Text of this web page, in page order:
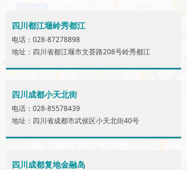
四川都江堰岭秀都江
电话：028-87278898
地址：四川省都江堰市文荟路208号岭秀都江
四川成都小天北街
电话：028-85578439
地址：四川省成都市武侯区小天北街40号
四川成都复地金融岛